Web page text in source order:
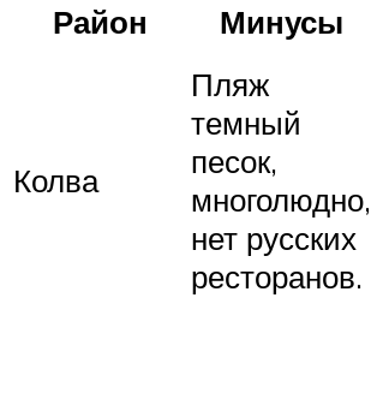
Район Минусы
Колва
Пляж
темный
песок,
многолюдно,
нет русских
ресторанов.